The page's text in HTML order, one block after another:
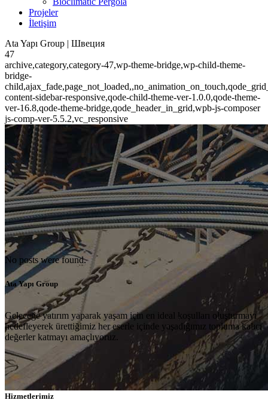
Projeler
İletişim
Ata Yapı Group | Швеция
47
archive,category,category-47,wp-theme-bridge,wp-child-theme-
bridge-
content-sidebar-responsive,qode-child-theme-ver-1.0.0,qode-theme-
ver-16.8,qode-theme-bridge,qode_header_in_grid,wpb-js-composer
js-comp-ver-5.5.2,vc_responsive
No posts were found.
Ata Yapı Group
Geleceğe yatırım yaparak yaşam için en ideal koşulları oluşturmayı
hedefleyerek ürettiğimiz her eserle içinde yaşadığımız topluma kalıcı
değerler katmayı amaçlıyoruz.
Hizmetlerimiz